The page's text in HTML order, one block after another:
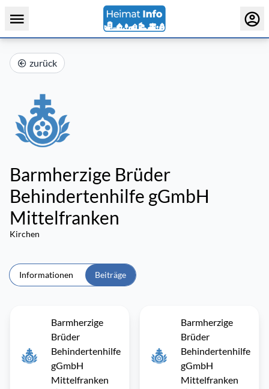
zurück
Barmherzige Brüder
Behindertenhilfe gGmbH
Mittelfranken
Kirchen
Informationen Beiträge
Barmherzige
Brüder
Behindertenhilfe
gGmbH
Mittelfranken
Barmherzige
Brüder
Behindertenhilfe
gGmbH
Mittelfranken